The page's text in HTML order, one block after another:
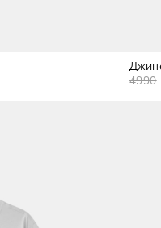
4990